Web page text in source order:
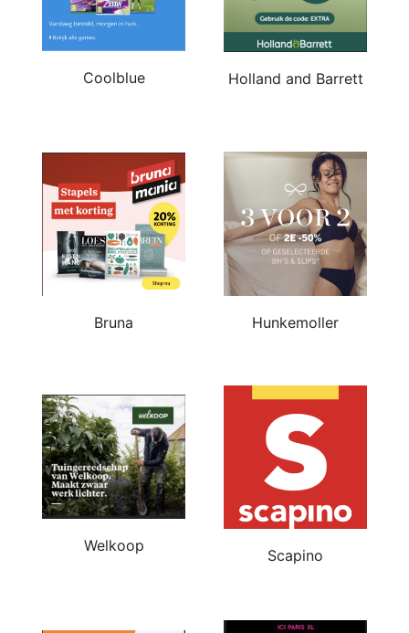
Coolblue Holland and Barrett
Bruna Hunkemoller
Welkoop
Scapino